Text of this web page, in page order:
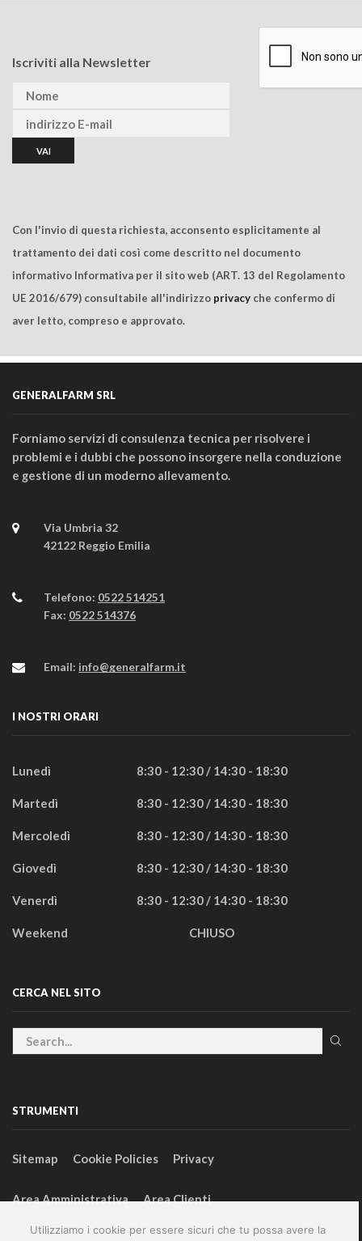
Utilizziamo i cookie per essere sicuri che tu possa avere la
Iscriviti alla Newsletter
Con l'invio di questa richiesta, acconsento esplicitamente al
trattamento dei dati così come descritto nel documento
informativo Informativa per il sito web (ART. 13 del Regolamento
UE 2016/679) consultabile all'indirizzo privacy che confermo di
aver letto, compreso e approvato.
GENERALFARM SRL
Forniamo servizi di consulenza tecnica per risolvere i
problemi e i dubbi che possono insorgere nella conduzione
e gestione di un moderno allevamento.
Via Umbria 32
42122 Reggio Emilia
Telefono: 0522 514251
Fax: 0522 514376
Email: info@generalfarm.it
I NOSTRI ORARI
Lunedì 8:30 - 12:30 / 14:30 - 18:30
Martedì 8:30 - 12:30 / 14:30 - 18:30
Mercoledì 8:30 - 12:30 / 14:30 - 18:30
Giovedì 8:30 - 12:30 / 14:30 - 18:30
Venerdì 8:30 - 12:30 / 14:30 - 18:30
Weekend CHIUSO
CERCA NEL SITO
STRUMENTI
Sitemap Cookie Policies Privacy
Area Amministrativa Area Clienti